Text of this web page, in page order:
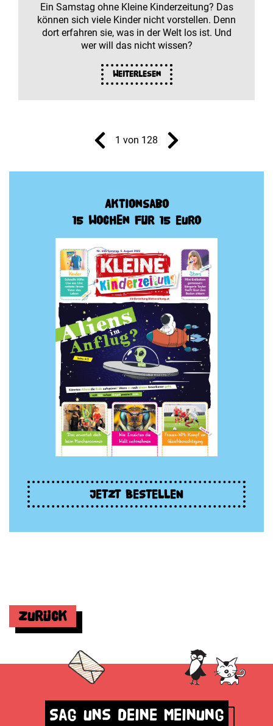
Ein Samstag ohne Kleine Kinderzeitung? Das
können sich viele Kinder nicht vorstellen. Denn
dort erfahren sie, was in der Welt los ist. Und
wer will das nicht wissen?
Weiterlesen
1 von 128
Aktionsabo
15 Wochen für 15 Euro
JETZT BESTELLEN
Zurück
Sag uns deine Meinung